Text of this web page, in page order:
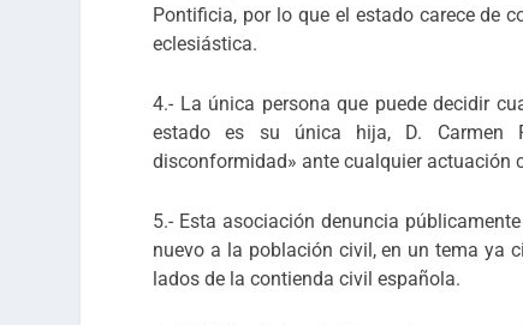
Pontificia, por lo que el estado carece de
eclesiástica.
4.- La única persona que puede decidir
estado es su única hija, D. Carmen
disconformidad» ante cualquier actuación
5.- Esta asociación denuncia
nuevo a la población civil, en un tema ya
lados de la contienda civil española.